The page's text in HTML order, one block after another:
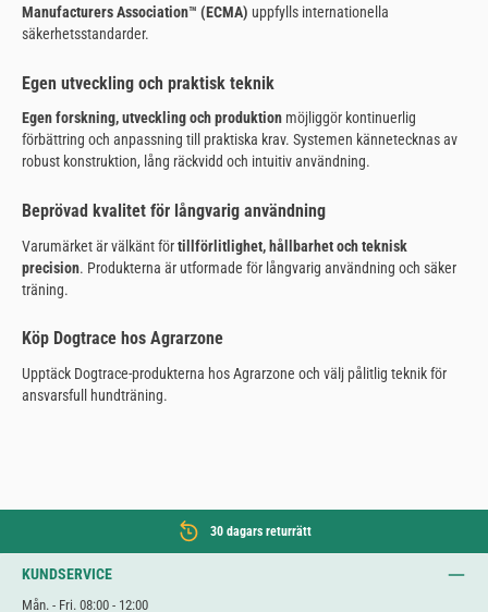
Manufacturers Association™ (ECMA) uppfylls internationella
säkerhetsstandarder.
Egen utveckling och praktisk teknik
Egen forskning, utveckling och produktion möjliggör kontinuerlig
förbättring och anpassning till praktiska krav. Systemen kännetecknas av
robust konstruktion, lång räckvidd och intuitiv användning.
Beprövad kvalitet för långvarig användning
Varumärket är välkänt förtillförlitlighet, hållbarhet och teknisk
precision. Produkterna är utformade för långvarig användning och säker
träning.
Köp Dogtrace hos Agrarzone
Upptäck Dogtrace-produkterna hos Agrarzone och välj pålitlig teknik för
ansvarsfull hundträning.
30 dagars returrätt
KUNDSERVICE
Mån. - Fri. 08:00 - 12:00